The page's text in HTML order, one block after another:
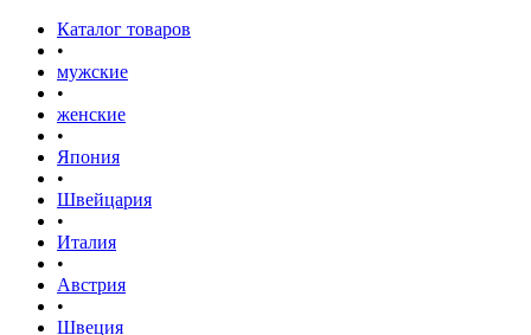
Каталог товаров
•
мужские
•
женские
•
Япония
•
Швейцария
•
Италия
•
Австрия
•
Швеция